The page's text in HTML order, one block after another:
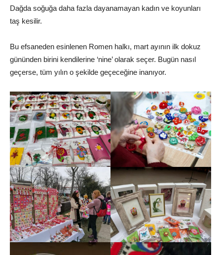
Dağda soğuğa daha fazla dayanamayan kadın ve koyunları
taş kesilir.
Bu efsaneden esinlenen Romen halkı, mart ayının ilk dokuz
gününden birini kendilerine ‘nine’ olarak seçer. Bugün nasıl
geçerse, tüm yılın o şekilde geçeceğine inanıyor.